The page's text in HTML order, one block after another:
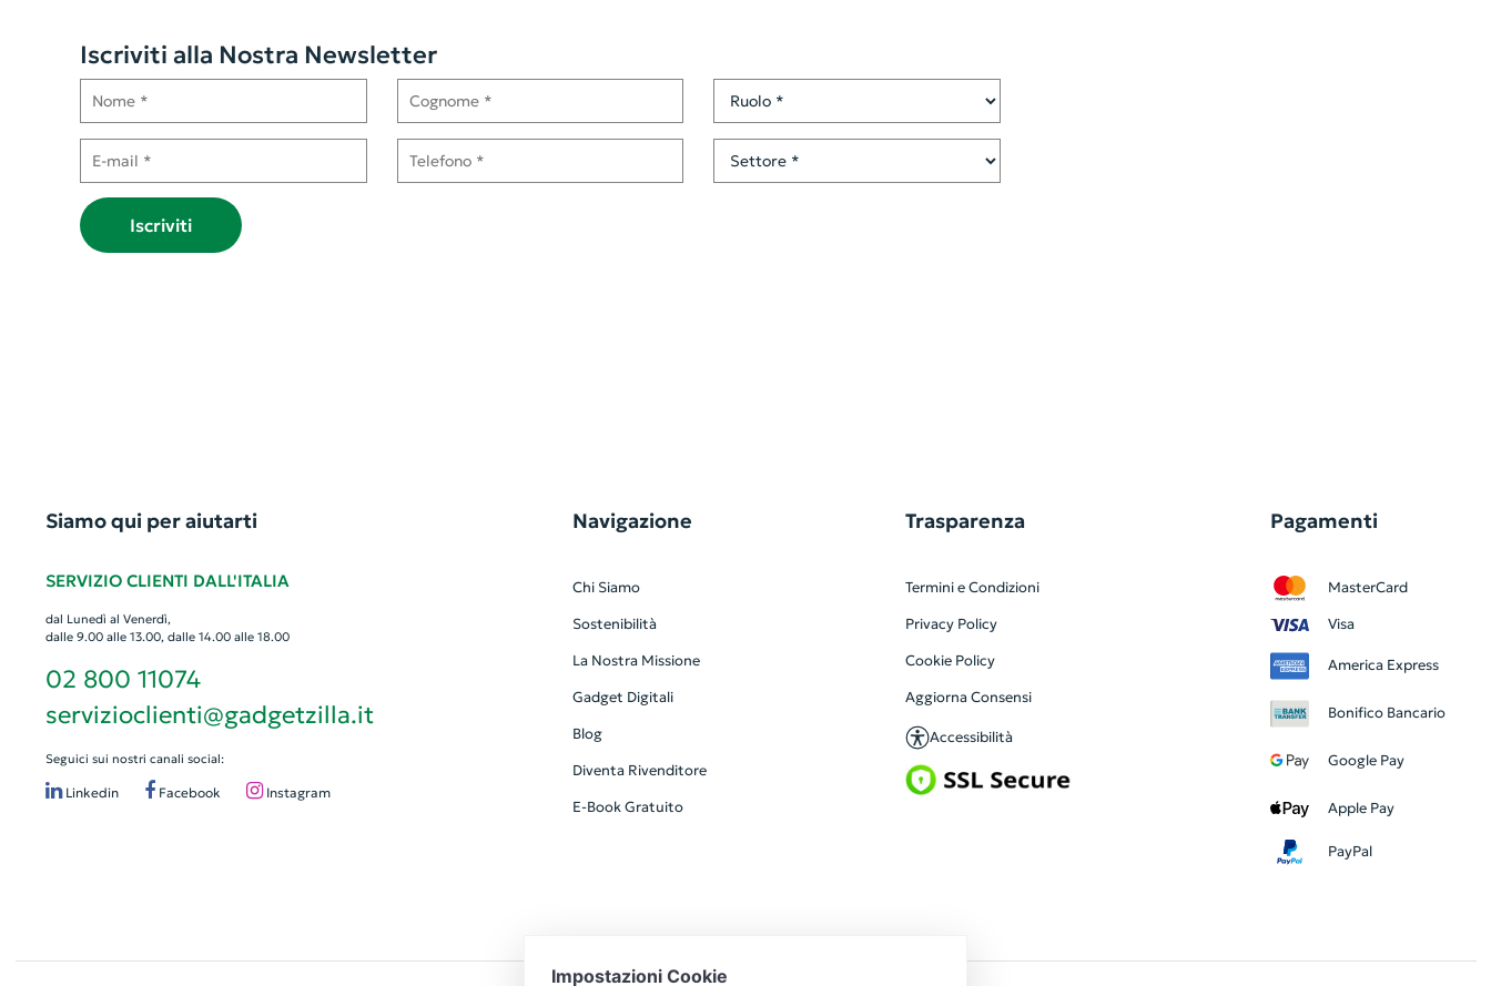
Iscriviti alla Nostra Newsletter
Nome
E-mail
Cognome
Telefono
Ruolo
Settore
Iscriviti
Siamo qui per aiutarti
SERVIZIO CLIENTI DALL'ITALIA
dal Lunedì al Venerdì,
dalle 9.00 alle 13.00, dalle 14.00 alle 18.00
02 800 11074
servizioclienti@gadgetzilla.it
Seguici sui nostri canali social:
Linkedin Facebook Instagram
Navigazione
Chi Siamo
Sostenibilità
La Nostra Missione
Gadget Digitali
Blog
Diventa Rivenditore
E-Book Gratuito
Trasparenza
Termini e Condizioni
Privacy Policy
Cookie Policy
Aggiorna Consensi
Accessibilità
Pagamenti
MasterCard
Visa
America Express
Bonifico Bancario
Google Pay
Apple Pay
PayPal